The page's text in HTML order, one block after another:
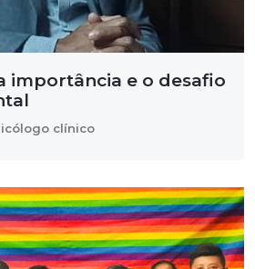
importância e o desafio
clínico